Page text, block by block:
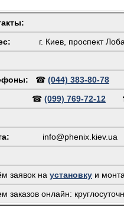
г. Киев, проспект
☎ (044) 383-80-78
(099) 769-72-12
info@phenix.kiev.ua
заявок на установку и
заказов онлайн: